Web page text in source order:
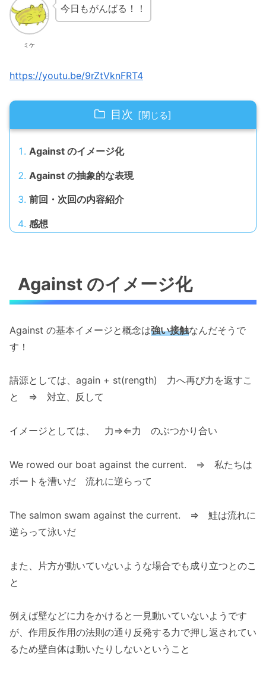
ミケ
今日もがんばる！！
https://youtu.be/9rZtVknFRT4
目次
Against のイメージ化
Against の抽象的な表現
前回・次回の内容紹介
感想
Against のイメージ化
Against の基本イメージと概念は強い接触なんだそうで
す！
語源としては、again + st(rength) 力へ再び力を返すこ
と ⇒ 対立、反して
イメージとしては、 力⇒⇐力 のぶつかり合い
We rowed our boat against the current. ⇒ 私たちは
ボートを漕いだ 流れに逆らって
The salmon swam against the current. ⇒ 鮭は流れに
逆らって泳いだ
また、片方が動いていないような場合でも成り立つとのこ
と
例えば壁などに力をかけると一見動いていないようです
が、作用反作用の法則の通り反発する力で押し返されてい
るため壁自体は動いたりしないということ